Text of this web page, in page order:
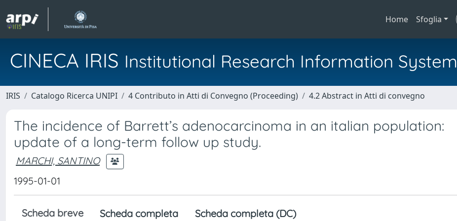
Home Sfoglia
CINECA IRIS Institutional Research Information System
IRIS Catalogo Ricerca UNIPI 4 Contributo in Atti di Convegno (Proceeding) 4.2 Abstract in Atti di convegno
The incidence of Barrett’s adenocarcinoma in an italian population:
update of a long-term follow up study.
MARCHI, SANTINO
1995-01-01
Scheda breve Scheda completa Scheda completa (DC)